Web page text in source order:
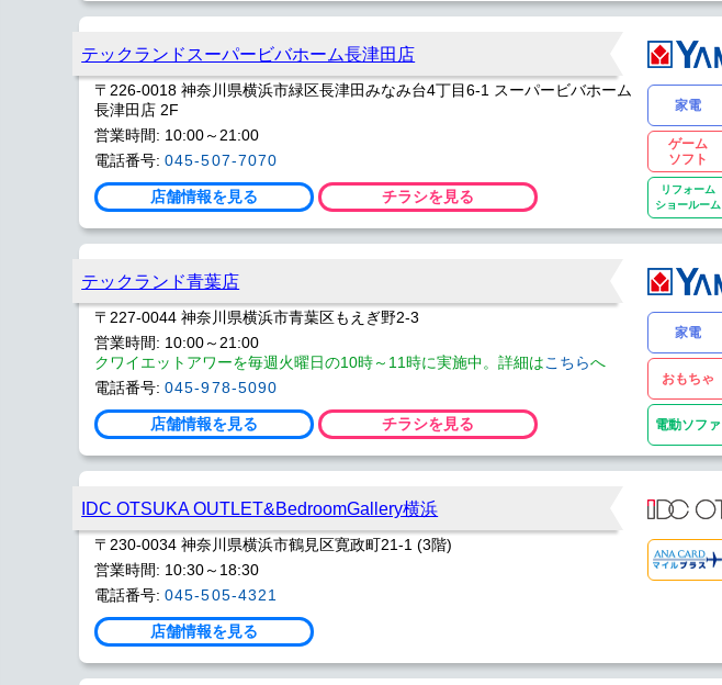
テックランドスーパービバホーム長津田店
〒226-0018 神奈川県横浜市緑区長津田みなみ台4丁目6-1 スーパービバホーム
長津田店 2F
営業時間: 10:00～21:00
電話番号: 045-507-7070
店舗情報を見る チラシを見る
家電
ゲーム
ソフト
リフォーム
ショールーム
テックランド青葉店
〒227-0044 神奈川県横浜市青葉区もえぎ野2-3
営業時間: 10:00～21:00
クワイエットアワーを毎週火曜日の10時～11時に実施中。詳細はこちらへ
電話番号: 045-978-5090
店舗情報を見る チラシを見る
家電
おもちゃ
電動ソファ
IDC OTSUKA OUTLET&BedroomGallery横浜
〒230-0034 神奈川県横浜市鶴見区寛政町21-1 (3階)
営業時間: 10:30～18:30
電話番号: 045-505-4321
店舗情報を見る